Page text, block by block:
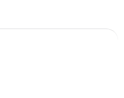
Prodejna nářadí